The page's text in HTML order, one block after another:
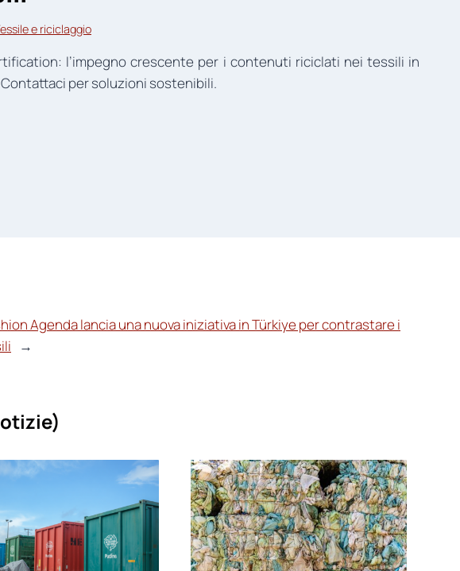
e riciclaggio
l’impegno crescente per i contenuti riciclati nei tessili in
Contattaci per soluzioni sostenibili.
Agenda lancia una nuova iniziativa in Türkiye per contrastare i
→